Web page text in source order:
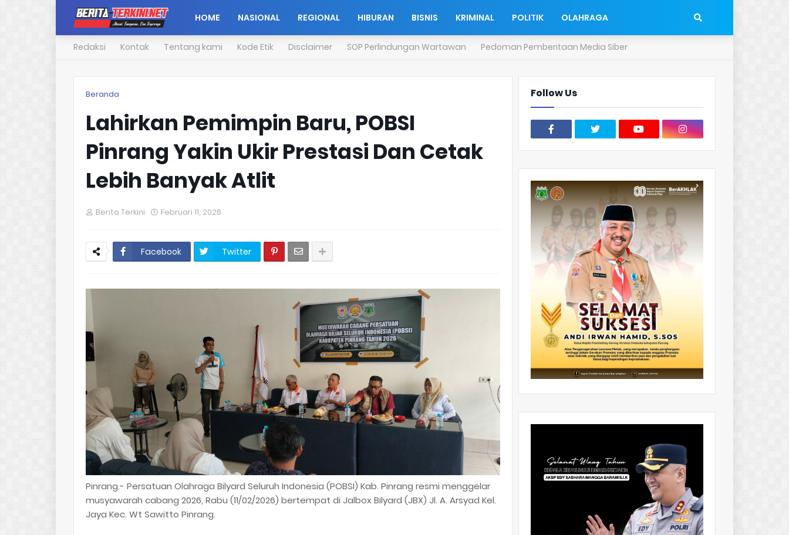
HOME NASIONAL REGIONAL HIBURAN BISNIS KRIMINAL POLITIK OLAHRAGA
Redaksi Kontak Tentang kami Kode Etik Disclaimer SOP Perlindungan Wartawan Pedoman Pemberitaan Media Siber
Beranda
Lahirkan Pemimpin Baru, POBSI
Pinrang Yakin Ukir Prestasi Dan Cetak
Lebih Banyak Atlit
Berita Terkini Februari 11, 2026
Facebook Twitter
Pinrang.- Persatuan Olahraga Bilyard Seluruh Indonesia (POBSI) Kab. Pinrang resmi menggelar
musyawarah cabang 2026, Rabu (11/02/2026) bertempat di Jalbox Bilyard (JBX) Jl. A. Arsyad Kel.
Jaya Kec. Wt Sawitto Pinrang.
Follow Us